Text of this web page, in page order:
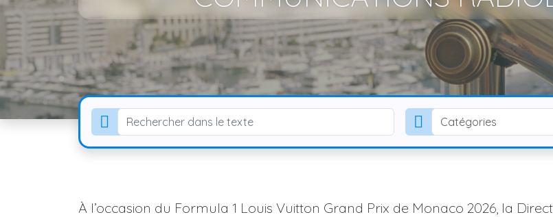
Catégories
À l’occasion du Formula 1 Louis Vuitton Grand Prix de Monaco 2026, la